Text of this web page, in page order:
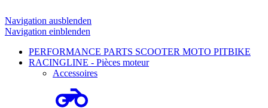
Navigation ausblenden
Navigation einblenden
PERFORMANCE PARTS SCOOTER MOTO PITBIKE
RACINGLINE - Pièces moteur
Accessoires